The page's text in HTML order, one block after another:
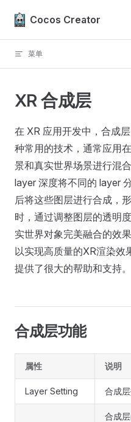
Skip to content
Cocos Creator
菜单
XR 合成层
在 XR 应用开发中，合成
种常用的技术，通常应用
景和真实世界场景进行混
layer 深度将不同的 layer
后将这些图层进行合成，
时，通过调整图层的透明
实世界对象完美融合的效
以实现高质量的XR渲染效
提供了很大的帮助和支持。
合成层功能
属性 说明
Layer Setting 合成层
合成